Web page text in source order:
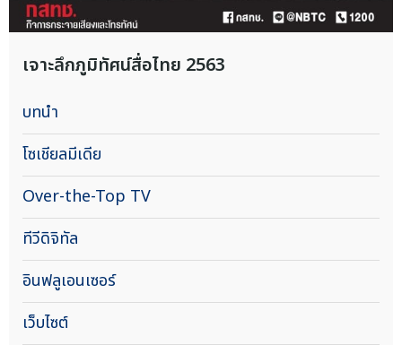
เจาะลึกภูมิทัศน์สื่อไทย 2563
บทนำ
โซเชียลมีเดีย
Over-the-Top TV
ทีวีดิจิทัล
อินฟลูเอนเซอร์
เว็บไซต์